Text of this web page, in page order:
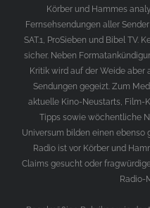
Körber und Hammes
Fernsehsendungen aller
SAT.1, ProSieben und Bibel TV.
sicher. Neben
Kritik wird auf der Weide
Sendungen gegeizt. Zum
aktuelle Kino-Neustarts, Film-
Tipps sowie wöchentliche
Universum bilden einen ebenso
Radio ist vor Körber und
Claims gesucht oder
Radio-